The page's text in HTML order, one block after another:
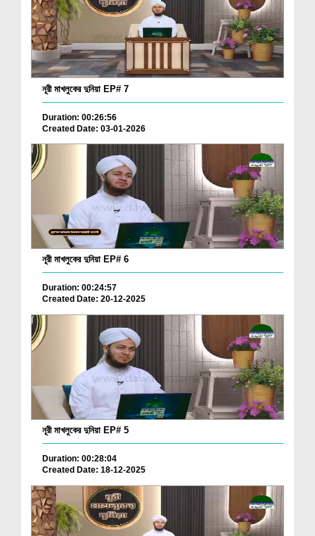
নূরী মাখলুকের দুনিয়া EP# 7
Duration: 00:26:56
Created Date: 03-01-2026
নূরী মাখলুকের দুনিয়া EP# 6
Duration: 00:24:57
Created Date: 20-12-2025
নূরী মাখলুকের দুনিয়া EP# 5
Duration: 00:28:04
Created Date: 18-12-2025